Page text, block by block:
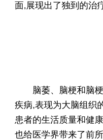
面,展现出了独到的治
脑萎、脑梗和脑
疾病,表现为大脑组织
患者的生活质量和健
也给医学界带来了前